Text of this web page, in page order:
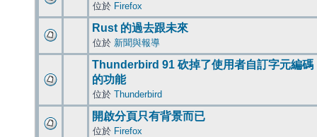
位於 Firefox
Rust 的過去跟未來
位於 新聞與報導
Thunderbird 91 砍掉了使用者自訂字元編碼
的功能
位於 Thunderbird
開啟分頁只有背景而已
位於 Firefox